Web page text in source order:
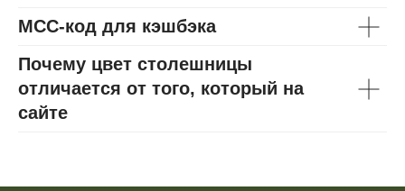
МСС-код для кэшбэка
Почему цвет столешницы
отличается от того, который на
сайте